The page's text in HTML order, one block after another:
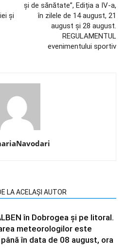
și
și de sănătate”, Ediția a IV-a,
în zilele de 14 august, 21
august și 28 august.
REGULAMENTUL
evenimentului sportiv
LA ACELAȘI AUTOR
în Dobrogea și pe litoral.
meteorologilor este
în data de 08 august, ora